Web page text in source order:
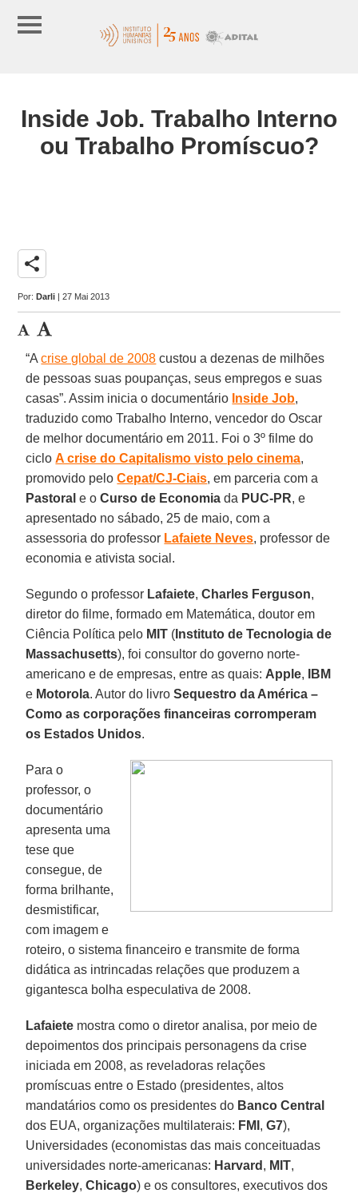
Inside Job. Trabalho Interno
ou Trabalho Promíscuo?
share
Por:Darli | 27 Mai 2013
“Acrise global de 2008 custou a dezenas de milhões
de pessoas suas poupanças, seus empregos e suas
casas”. Assim inicia o documentário Inside Job,
traduzido como Trabalho Interno, vencedor do Oscar
de melhor documentário em 2011. Foi o 3º filme do
cicloA crise do Capitalismo visto pelo cinema,
promovido peloCepat/CJ-Ciais, em parceria com a
Pastoral e oCurso de Economiada PUC-PR, e
apresentado no sábado, 25 de maio, com a
assessoria do professor Lafaiete Neves, professor de
economia e ativista social.
Segundo o professor Lafaiete,Charles Ferguson,
diretor do filme, formado em Matemática, doutor em
Ciência Política pelo MIT ( Instituto de Tecnologia de
Massachusetts), foi consultor do governo norte-
americano e de empresas, entre as quais: Apple,
IBM
e Motorola. Autor do livroSequestro da América –
Como as corporações financeiras corromperam
os Estados Unidos.
Para o
professor, o
documentário
apresenta uma
tese que
consegue, de
forma brilhante,
desmistificar,
com imagem e
roteiro, o sistema financeiro e transmite de forma
didática as intrincadas relações que produzem a
gigantesca bolha especulativa de 2008.
Lafaiete mostra como o diretor analisa, por meio de
depoimentos dos principais personagens da crise
iniciada em 2008, as reveladoras relações
promíscuas entre o Estado (presidentes, altos
mandatários como os presidentes do Banco Central
dos EUA, organizações multilaterais: FMI ,G7),
Universidades (economistas das mais conceituadas
universidades norte-americanas: Harvard , MIT,
Berkeley,Chicago) e os consultores, executivos dos